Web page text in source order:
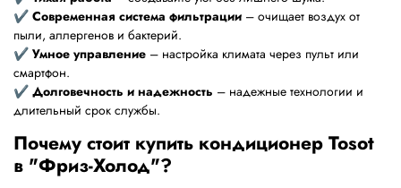
✔ Современная система фильтрации – очищает воздух от
пыли, аллергенов и бактерий.
✔ Умное управление – настройка климата через пульт или
смартфон.
✔ Долговечность и надежность – надежные технологии и
длительный срок службы.
Почему стоит купить кондиционер Tosot
в "Фриз-Холод"?